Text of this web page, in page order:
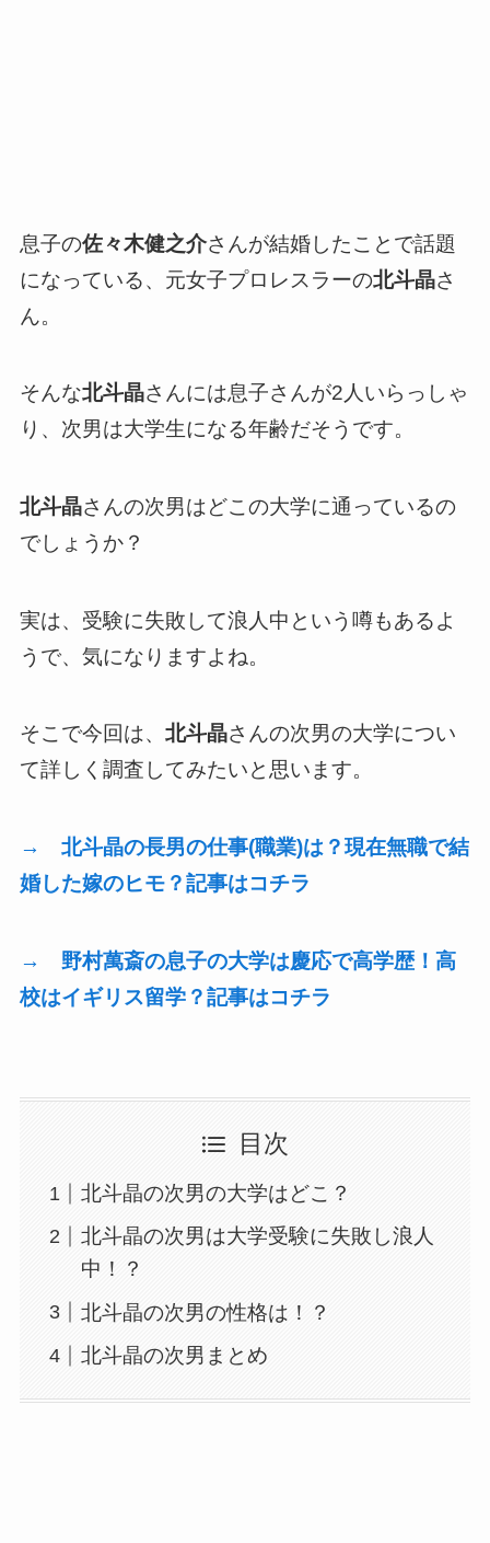
息子の佐々木健之介さんが結婚したことで話題
になっている、元女子プロレスラーの北斗晶さ
ん。
そんな北斗晶さんには息子さんが2人いらっしゃ
り、次男は大学生になる年齢だそうです。
北斗晶さんの次男はどこの大学に通っているの
でしょうか？
実は、受験に失敗して浪人中という噂もあるよ
うで、気になりますよね。
そこで今回は、 北斗晶さんの次男の大学につい
て詳しく調査してみたいと思います。
→ 北斗晶の長男の仕事(職業)は？現在無職で結
婚した嫁のヒモ？記事はコチラ
→ 野村萬斎の息子の大学は慶応で高学歴！高
校はイギリス留学？記事はコチラ
目次
北斗晶の次男の大学はどこ？
北斗晶の次男は大学受験に失敗し浪人
中！？
北斗晶の次男の性格は！？
北斗晶の次男まとめ